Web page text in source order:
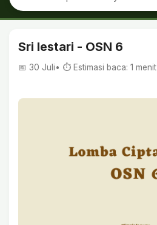
Sri lestari - OSN 6
📅 30 Juli• ⏱ Estimasi baca: 1 menit